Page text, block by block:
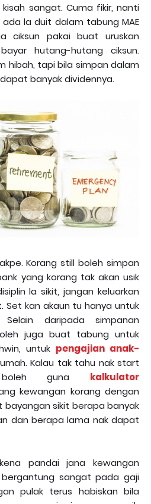
sangat. Cuma fikir, nanti
la duit dalam tabung MAE
ciksun pakai buat uruskan
hutang-hutang ciksun.
hibah, tapi bila simpan dalam
banyak dividennya.
Korang still boleh simpan
yang korang tak akan usik
la sikit, jangan keluarkan
Set kan akaun tu hanya untuk
daripada simpanan
juga buat tabung untuk
untuk pengajian anak-
Kalau tak tahu nak start
boleh guna kalkulator
kewangan korang dengan
bayangan sikit berapa banyak
dan berapa lama nak dapat
pandai jana kewangan
sangat pada gaji
pulak terus habiskan bila